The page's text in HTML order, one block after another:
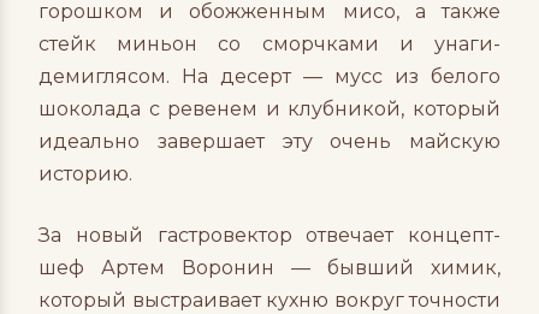
горошком и обожженным мисо, а также
стейк миньон со сморчками и унаги-
демиглясом. На десерт — мусс из белого
шоколада с ревенем и клубникой, который
идеально завершает эту очень майскую
историю.
За новый гастровектор отвечает концепт-
шеф Артем Воронин — бывший химик,
который выстраивает кухню вокруг точности